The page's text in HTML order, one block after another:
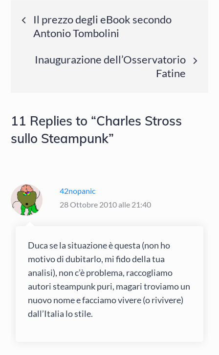
Navigazione
articoli
Il prezzo degli eBook secondo
Antonio Tombolini
Inaugurazione dell’Osservatorio
Fatine
11 Replies to “Charles Stross
sullo Steampunk”
42nopanic
28 Ottobre 2010 alle 21:40
Duca se la situazione è questa (non ho
motivo di dubitarlo, mi fido della tua
analisi), non c’è problema, raccogliamo
autori steampunk puri, magari troviamo un
nuovo nome e facciamo vivere (o rivivere)
dall’Italia lo stile.